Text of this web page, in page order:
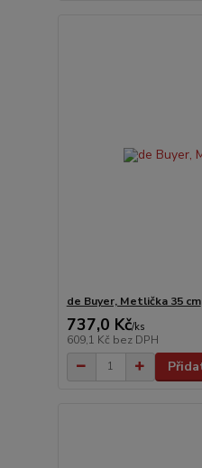
de Buyer, Metlička 35 cm
737,0 Kč/ks
609,1 Kč bez DPH